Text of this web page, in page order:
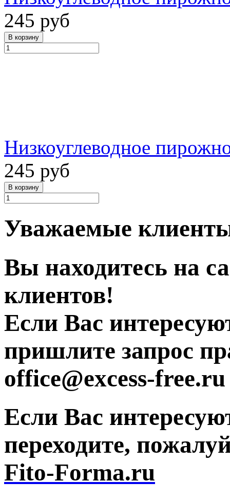
245 руб
Низкоуглеводное
245 руб
Уважаемые
Вы находитесь на
клиентов!
Если Вас
пришлите запрос
office@excess-free.ru
Если Вас
переходите,
Fito-Forma.ru